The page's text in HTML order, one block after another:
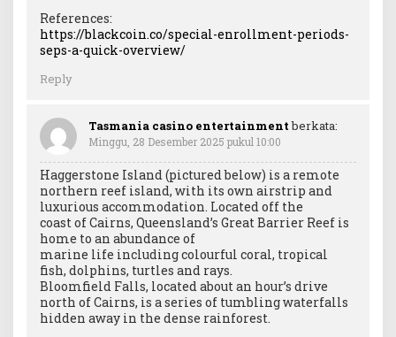
References:
https://blackcoin.co/special-enrollment-periods-
seps-a-quick-overview/
Reply
Tasmania casino entertainment berkata:
Minggu, 28 Desember 2025 pukul 10:00
Haggerstone Island (pictured below) is a remote
northern reef island, with its own airstrip and
luxurious accommodation. Located off the
coast of Cairns, Queensland’s Great Barrier Reef is
home to an abundance of
marine life including colourful coral, tropical
fish, dolphins, turtles and rays.
Bloomfield Falls, located about an hour’s drive
north of Cairns, is a series of tumbling waterfalls
hidden away in the dense rainforest.